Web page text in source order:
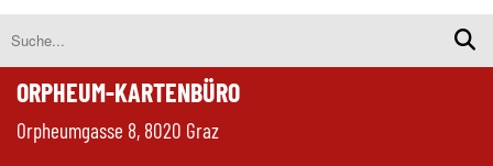
ORPHEUM-KARTENBÜRO
Orpheumgasse 8, 8020 Graz